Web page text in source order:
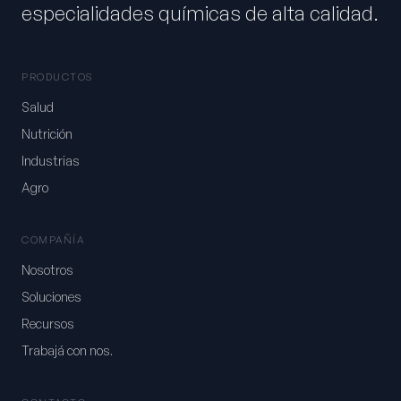
especialidades químicas de alta calidad.
PRODUCTOS
Salud
Nutrición
Industrias
Agro
COMPAÑÍA
Nosotros
Soluciones
Recursos
Trabajá con nos.